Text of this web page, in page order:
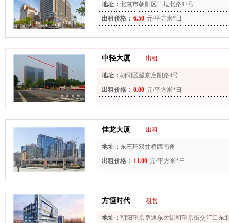
地址： 北京市朝阳区日坛北路17号
出租价格： 6.50 元/平方米*日
中轻大厦 出租
地址： 朝阳区望京启阳路4号
出租价格： 0.00 元/平方米*日
佳龙大厦 出租
地址： 东三环双井桥西南角
出租价格： 11.00 元/平方米*日
方恒时代 租售
地址： 朝阳望京阜通东大街和望京街交汇口东